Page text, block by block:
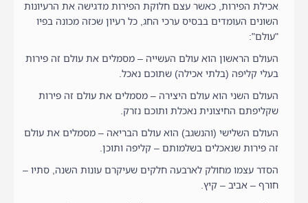
אכילת הפירות, כאשר עצם חלוקת הפירות מדגישה את הרעיונות
השונים העומדים בבסיס ערכי החג, כל רעיון שכזה מכונה בפיו
"עולם":
העולם הראשון הוא עולם העשייה – מסמלים את עולם זה פירות
בעלי קליפה (בלתי אכילה) שתוכם נאכל.
העולם השני הוא עולם היצירה – מסמלים את עולם זה פירות
שקליפתם החיצונית נאכלת ותוכם נזרק.
העולם השלישי (והנשגב) הוא עולם הבריאה – מסמלים את עולם
זה פירות שנאכלים בשלמותם – קליפה ותוכן.
הסדר עצמו מחולק לארבעה חלקים שעיקרם עונות השנה, סתיו –
חורף – אביב – קיץ.